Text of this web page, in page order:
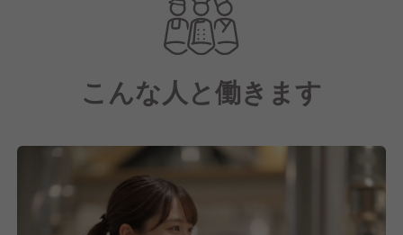
業績好調によりグループ内で多数新規出店やＭ＆Ａの
計画があり、現在採用を強化しています。
～高単価店からカジュアル店まであなたに合ったお店
を弊社の90以上ある業態から幅広くご提案させて頂き
こんな人と働きます